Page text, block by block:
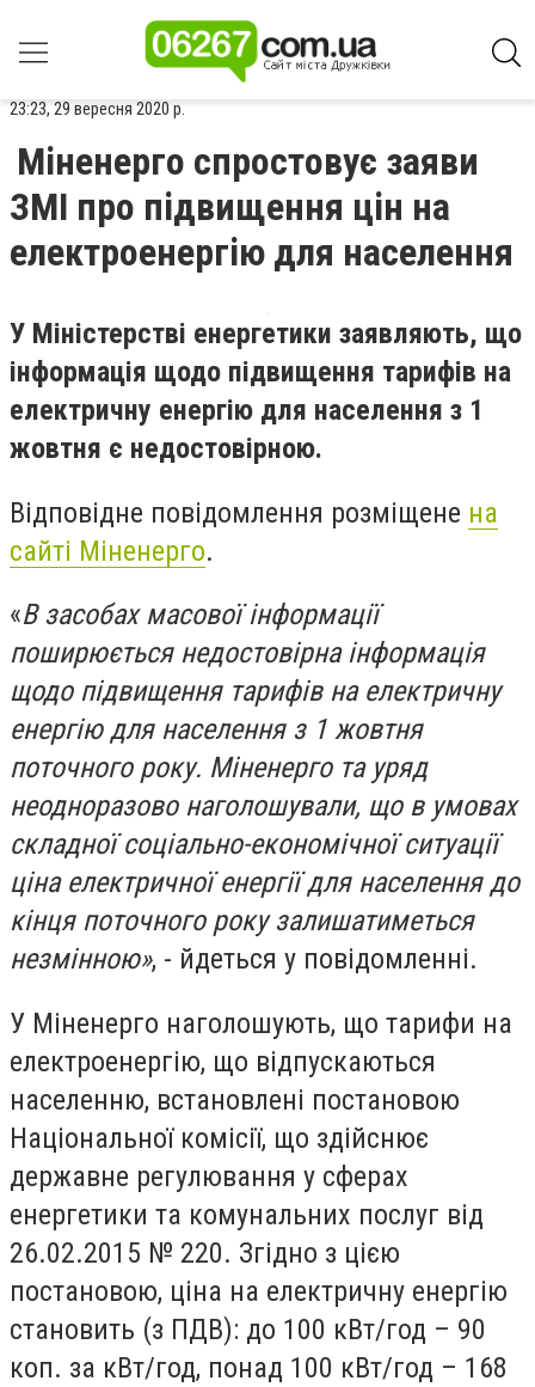
23:23, 29 вересня 2020 р.
Міненерго спростовує заяви
ЗМІ про підвищення цін на
електроенергію для населення
У Міністерстві енергетики заявляють, що
інформація щодо підвищення тарифів на
електричну енергію для населення з 1
жовтня є недостовірною.
Відповідне повідомлення розміщене на
сайті Міненерго.
«В засобах масової інформації
поширюється недостовірна інформація
щодо підвищення тарифів на електричну
енергію для населення з 1 жовтня
поточного року. Міненерго та уряд
неодноразово наголошували, що в умовах
складної соціально-економічної ситуації
ціна електричної енергії для населення до
кінця поточного року залишатиметься
незмінною», - йдеться у повідомленні.
У Міненерго наголошують, що тарифи на
електроенергію, що відпускаються
населенню, встановлені постановою
Національної комісії, що здійснює
державне регулювання у сферах
енергетики та комунальних послуг від
26.02.2015 № 220. Згідно з цією
постановою, ціна на електричну енергію
становить (з ПДВ): до 100 кВт/год – 90
коп. за кВт/год, понад 100 кВт/год – 168